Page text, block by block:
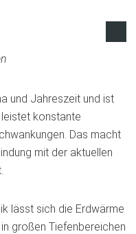
und Jahreszeit und ist
konstante
Das macht
mit der aktuellen
lässt sich die Erdwärme
großen Tiefenbereichen